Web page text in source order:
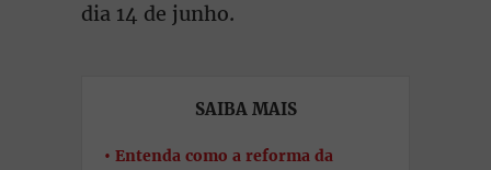
dia 14 de junho.
SAIBA MAIS
Entenda como a reforma da